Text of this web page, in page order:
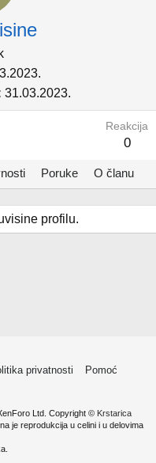
31.03.2023.
Reakcija
0
Poruke O članu
profilu.
privatnosti
Pomoć
Ltd. Copyright © Krstarica
je reprodukcija u celini i u delovima